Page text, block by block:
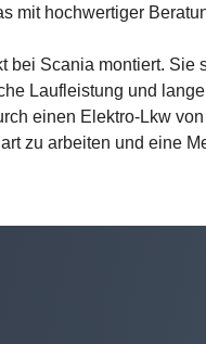
mit hochwertiger
bei Scania montiert.
Laufleistung und
einen Elektro-Lkw
zu arbeiten und eine